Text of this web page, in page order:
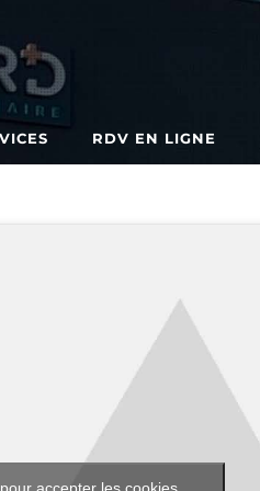
RDV EN LIGNE